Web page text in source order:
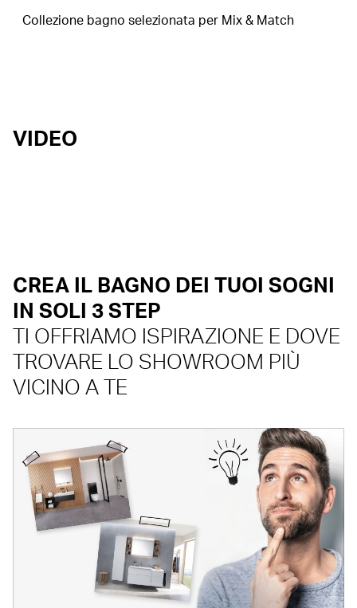
Collezione bagno selezionata per Mix & Match
VIDEO
CREA IL BAGNO DEI TUOI SOGNI
IN SOLI 3 STEP
TI OFFRIAMO ISPIRAZIONE E DOVE
TROVARE LO SHOWROOM PIÙ
VICINO A TE